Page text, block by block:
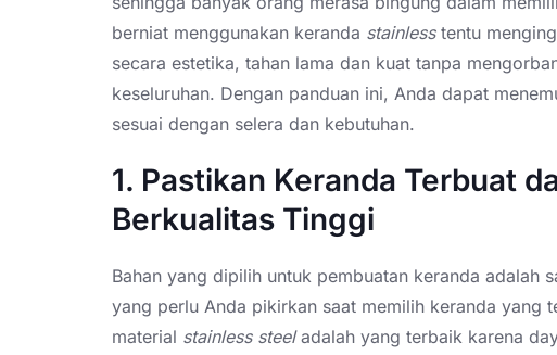
berniat menggunakan keranda stainlesstentu
secara estetika, tahan lama dan kuat tanpa
keseluruhan. Dengan panduan ini, Anda dapat
sesuai dengan selera dan kebutuhan.
1. Pastikan Keranda Terbuat
Berkualitas Tinggi
Bahan yang dipilih untuk pembuatan keranda adalah
yang perlu Anda pikirkan saat memilih keranda yang
material stainless steeladalah yang terbaik karena